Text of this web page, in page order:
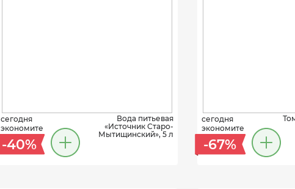
сегодня
экономите
-40%
Вода питьевая
«Источник Старо-
Мытищинский», 5 л
сегодня
экономите
-67%